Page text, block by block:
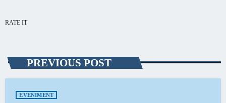
RATE IT
PREVIOUS POST
EVENIMENT